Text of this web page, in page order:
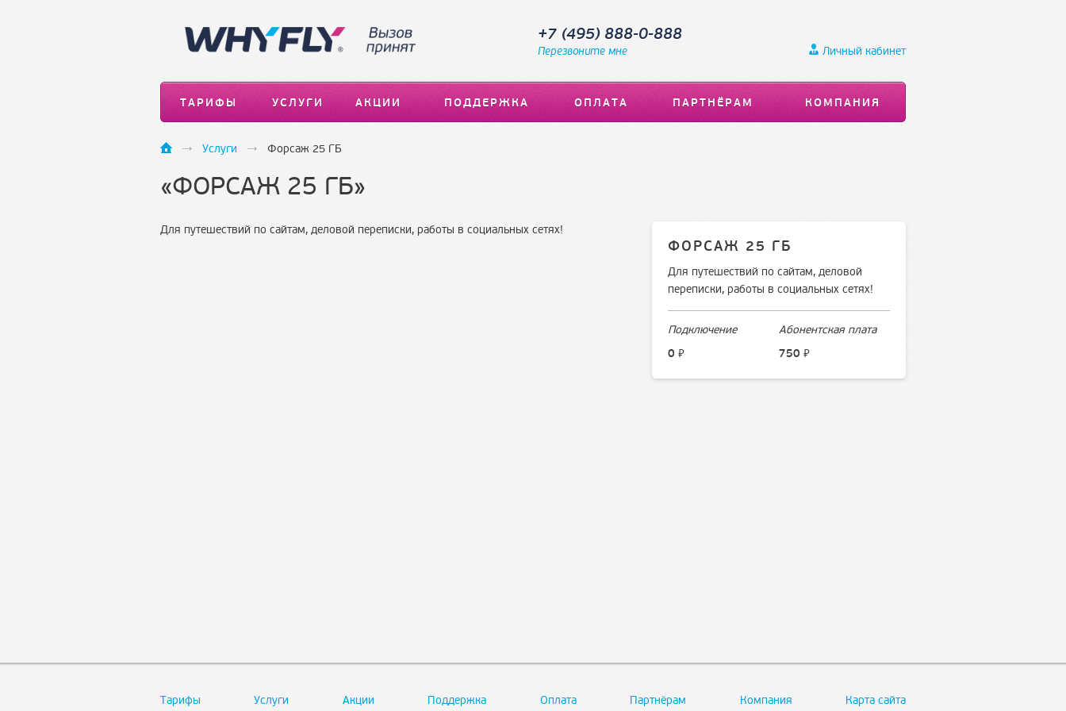
+7 (495) 888-0-888
Перезвоните мне Личный кабинет
ТАРИФЫ УСЛУГИ АКЦИИ ПОДДЕРЖКА ОПЛАТА ПАРТНЁРАМ КОМПАНИЯ
Услуги Форсаж 25 ГБ
«ФОРСАЖ 25 ГБ»
Для путешествий по сайтам, деловой переписки, работы в социальных сетях!
ФОРСАЖ 25 ГБ
Для путешествий по сайтам, деловой
переписки, работы в социальных сетях!
Подключение
0 ⃏
Абонентская плата
750 ⃏
Тарифы Услуги Акции Поддержка Оплата Партнёрам Компания Карта сайта